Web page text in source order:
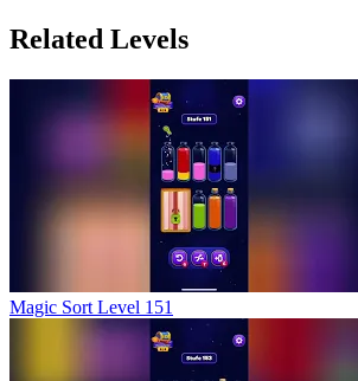
Related Levels
Magic Sort Level 151